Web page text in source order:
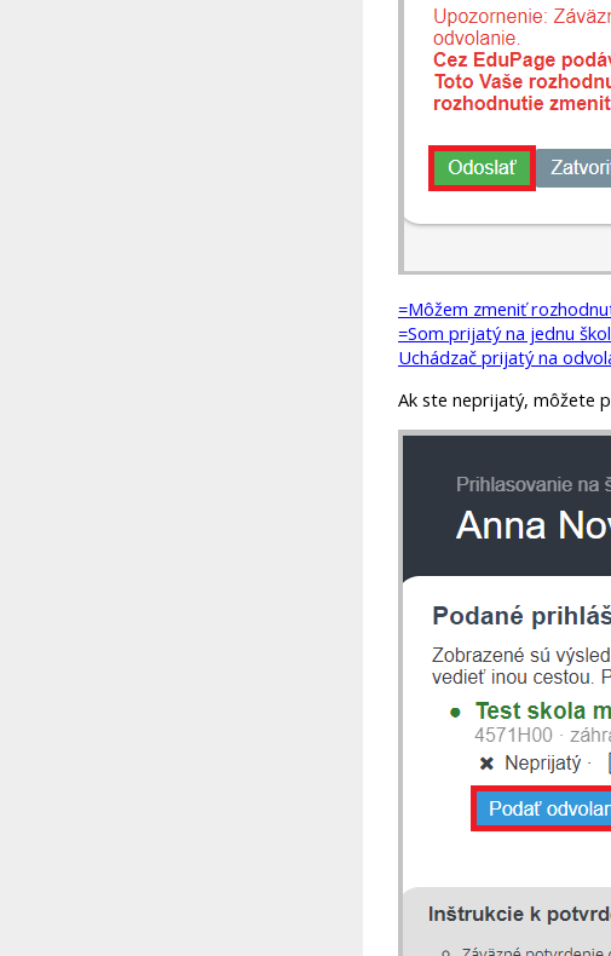
=Môžem zmeniť
=Som prijatý na jednu
Uchádzač prijatý na
Ak ste neprijatý, môžete